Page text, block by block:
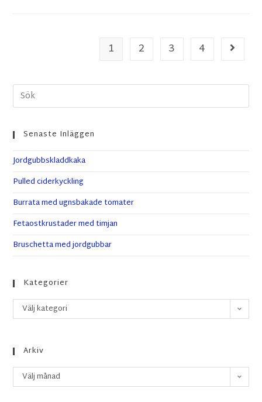
1 2 3 4
Senaste Inläggen
Jordgubbskladdkaka
Pulled ciderkyckling
Burrata med ugnsbakade tomater
Fetaostkrustader med timjan
Bruschetta med jordgubbar
Kategorier
Välj kategori
Arkiv
Välj månad